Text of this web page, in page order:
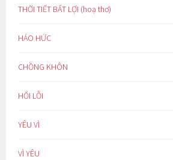
THỜI TIẾT BẤT LỢI (hoạ thơ)
HÁO HỨC
CHỒNG KHÔN
HỐI LỖI
YÊU VÌ
VÌ YÊU